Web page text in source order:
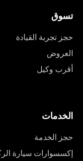
تسوق
حجز تجربة القيادة
العروض
أقرب وكيل
الخدمات
حجز الخدمة
إكسسوارات سيارة